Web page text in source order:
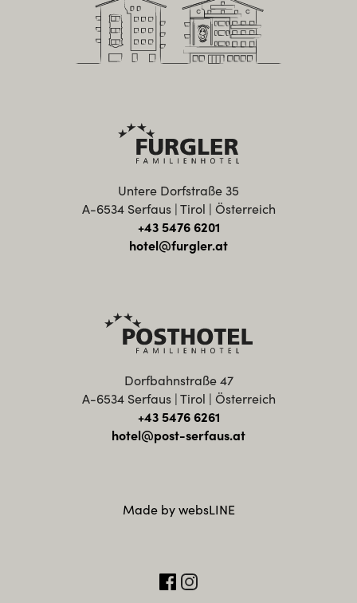
Untere Dorfstraße 35
A-6534 Serfaus | Tirol | Österreich
+43 5476 6201
hotel@furgler.at
Made by websLINE
Dorfbahnstraße 47
A-6534 Serfaus | Tirol | Österreich
+43 5476 6261
hotel@post-serfaus.at